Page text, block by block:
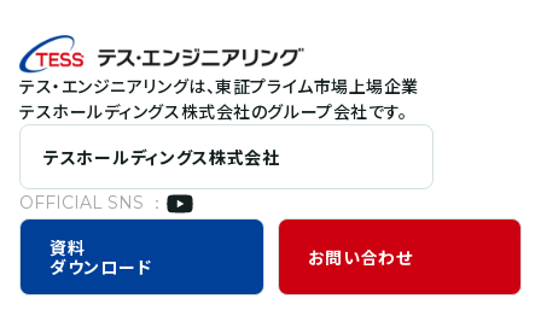
テス・エンジニアリングは、東証プライム市場上場企業
テスホールディングス株式会社のグループ会社です。
テスホールディングス株式会社
OFFICIAL SNS ：
資料
ダウンロード
お問い合わせ